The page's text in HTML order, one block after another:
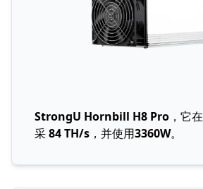
StrongU Hornbill H8 Pro ，它在
采84 TH/s ，并使用3360W。